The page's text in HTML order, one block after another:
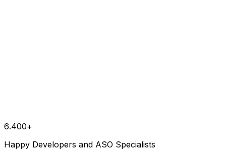
6.400+
Happy Developers and ASO Specialists